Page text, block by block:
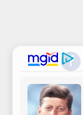
Indeks